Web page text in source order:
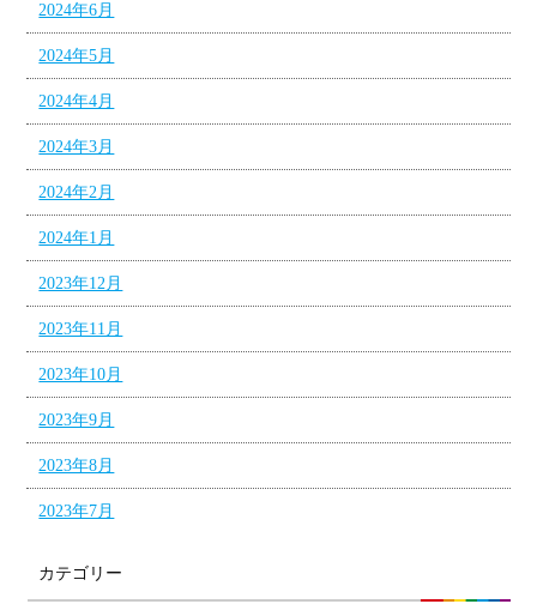
2024年6月
2024年5月
2024年4月
2024年3月
2024年2月
2024年1月
2023年12月
2023年11月
2023年10月
2023年9月
2023年8月
2023年7月
カテゴリー